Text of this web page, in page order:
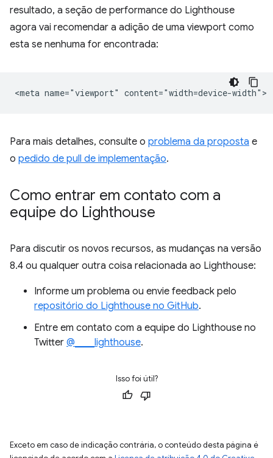
resultado, a seção de performance do Lighthouse
agora vai recomendar a adição de uma viewport como
esta se nenhuma for encontrada:
Para mais detalhes, consulte o problema da proposta e
o pedido de pull de implementação.
Como entrar em contato com a
equipe do Lighthouse
Para discutir os novos recursos, as mudanças na versão
8.4 ou qualquer outra coisa relacionada ao Lighthouse:
Informe um problema ou envie feedback pelo
repositório do Lighthouse no GitHub.
Entre em contato com a equipe do Lighthouse no
Twitter @____lighthouse.
Isso foi útil?
Exceto em caso de indicação contrária, o conteúdo desta página é